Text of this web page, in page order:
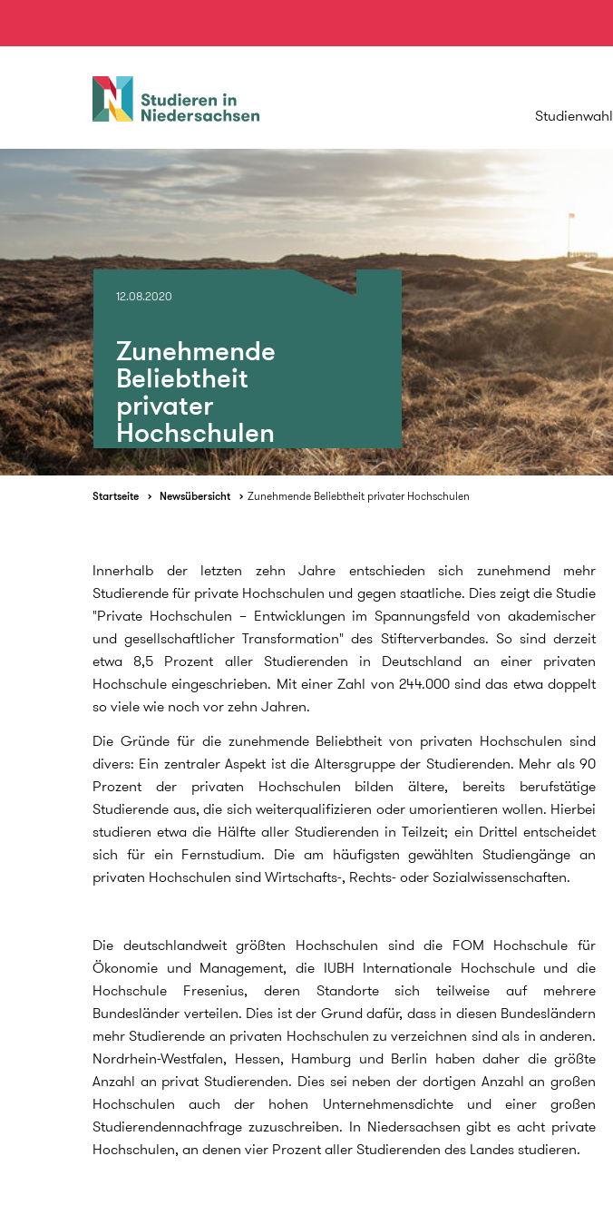
Studieren
in
Studienwahl
12.08.2020
Zunehmende
Beliebtheit
privater
Hochschulen
Startseite Newsübersicht Zunehmende Beliebtheit privater Hochschulen
Innerhalb der letzten zehn Jahre entschieden sich zunehmend mehr
Studierende für private Hochschulen und gegen staatliche. Dies zeigt die Studie
"Private Hochschulen – Entwicklungen im Spannungsfeld von akademischer
und gesellschaftlicher Transformation" des Stifterverbandes. So sind derzeit
etwa 8,5 Prozent aller Studierenden in Deutschland an einer privaten
Hochschule eingeschrieben. Mit einer Zahl von 244.000 sind das etwa doppelt
so viele wie noch vor zehn Jahren.
Die Gründe für die zunehmende Beliebtheit von privaten Hochschulen sind
divers: Ein zentraler Aspekt ist die Altersgruppe der Studierenden. Mehr als 90
Prozent der privaten Hochschulen bilden ältere, bereits berufstätige
Studierende aus, die sich weiterqualifizieren oder umorientieren wollen. Hierbei
studieren etwa die Hälfte aller Studierenden in Teilzeit; ein Drittel entscheidet
sich für ein Fernstudium. Die am häufigsten gewählten Studiengänge an
privaten Hochschulen sind Wirtschafts-, Rechts- oder Sozialwissenschaften.
Die deutschlandweit größten Hochschulen sind die FOM Hochschule für
Ökonomie und Management, die IUBH Internationale Hochschule und die
Hochschule Fresenius, deren Standorte sich teilweise auf mehrere
Bundesländer verteilen. Dies ist der Grund dafür, dass in diesen Bundesländern
mehr Studierende an privaten Hochschulen zu verzeichnen sind als in anderen.
Nordrhein-Westfalen, Hessen, Hamburg und Berlin haben daher die größte
Anzahl an privat Studierenden. Dies sei neben der dortigen Anzahl an großen
Hochschulen auch der hohen Unternehmensdichte und einer großen
Studierendennachfrage zuzuschreiben. In Niedersachsen gibt es acht private
Hochschulen, an denen vier Prozent aller Studierenden des Landes studieren.